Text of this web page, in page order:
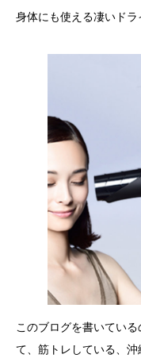
身体にも使える凄いド
このブログを書いてい
て、筋トレしている、